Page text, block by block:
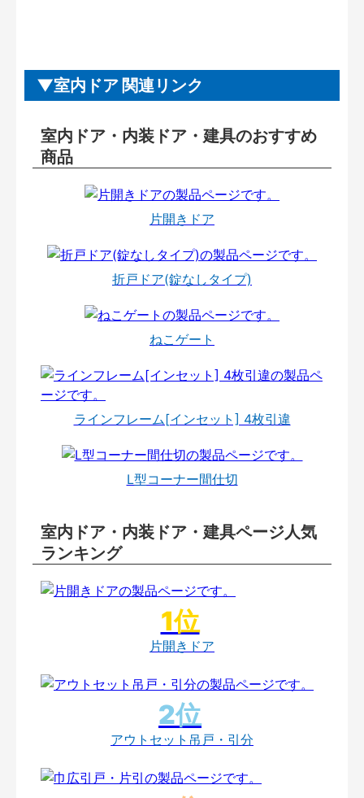
室内ドア 関連リンク
室内ドア・内装ドア・建具のおすすめ
商品
片開きドア
折戸ドア(錠なしタイプ)
ねこゲート
ラインフレーム[インセット] 4枚引違
L型コーナー間仕切
室内ドア・内装ドア・建具ページ人気
ランキング
片開きドア
アウトセット吊戸・引分